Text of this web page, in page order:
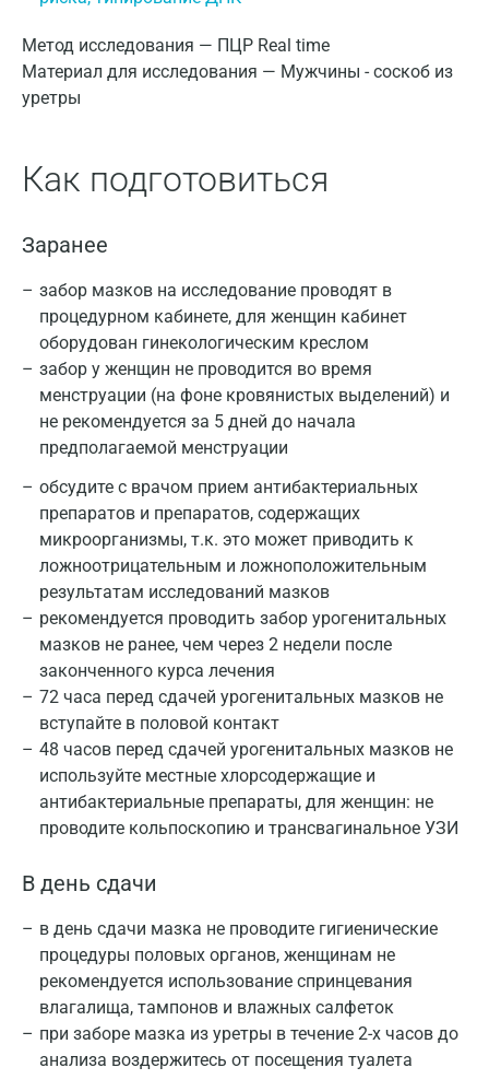
Метод исследования — ПЦР Real time
Материал для исследования — Мужчины - соскоб из
уретры
Как подготовиться
Заранее
забор мазков на исследование проводят в
процедурном кабинете, для женщин кабинет
оборудован гинекологическим креслом
забор у женщин не проводится во время
менструации (на фоне кровянистых выделений) и
не рекомендуется за 5 дней до начала
предполагаемой менструации
обсудите с врачом прием антибактериальных
препаратов и препаратов, содержащих
микроорганизмы, т.к. это может приводить к
ложноотрицательным и ложноположительным
результатам исследований мазков
рекомендуется проводить забор урогенитальных
мазков не ранее, чем через 2 недели после
законченного курса лечения
72 часа перед сдачей урогенитальных мазков не
вступайте в половой контакт
48 часов перед сдачей урогенитальных мазков не
используйте местные хлорсодержащие и
антибактериальные препараты, для женщин: не
проводите кольпоскопию и трансвагинальное УЗИ
В день сдачи
в день сдачи мазка не проводите гигиенические
процедуры половых органов, женщинам не
рекомендуется использование спринцевания
влагалища, тампонов и влажных салфеток
при заборе мазка из уретры в течение 2-х часов до
анализа воздержитесь от посещения туалета